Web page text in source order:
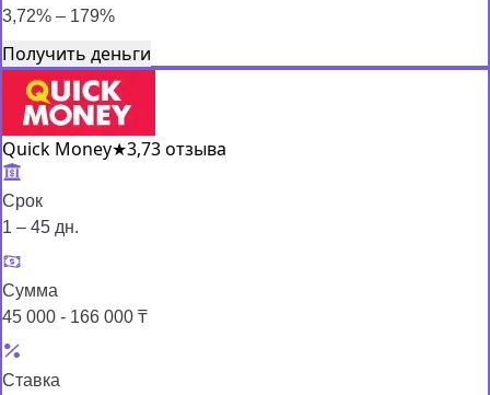
3,72% – 179%
Получить деньги
Quick Money★3,73 отзыва
Срок
1 – 45 дн.
Сумма
45 000 - 166 000 ₸
Ставка